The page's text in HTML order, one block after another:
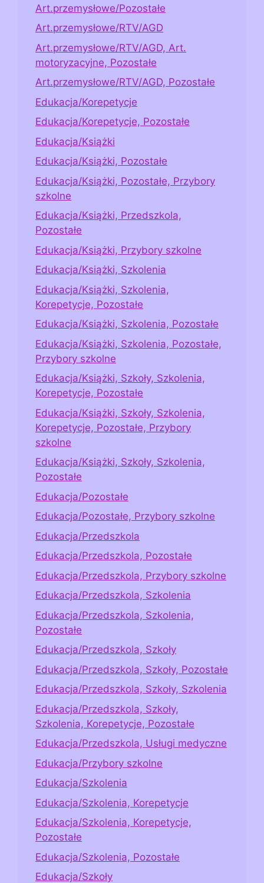
Art.przemysłowe/Pozostałe
Art.przemysłowe/RTV/AGD
Art.przemysłowe/RTV/AGD, Art.
motoryzacyjne, Pozostałe
Art.przemysłowe/RTV/AGD, Pozostałe
Edukacja/Korepetycje
Edukacja/Korepetycje, Pozostałe
Edukacja/Książki
Edukacja/Książki, Pozostałe
Edukacja/Książki, Pozostałe, Przybory
szkolne
Edukacja/Książki, Przedszkola,
Pozostałe
Edukacja/Książki, Przybory szkolne
Edukacja/Książki, Szkolenia
Edukacja/Książki, Szkolenia,
Korepetycje, Pozostałe
Edukacja/Książki, Szkolenia, Pozostałe
Edukacja/Książki, Szkolenia, Pozostałe,
Przybory szkolne
Edukacja/Książki, Szkoły, Szkolenia,
Korepetycje, Pozostałe
Edukacja/Książki, Szkoły, Szkolenia,
Korepetycje, Pozostałe, Przybory
szkolne
Edukacja/Książki, Szkoły, Szkolenia,
Pozostałe
Edukacja/Pozostałe
Edukacja/Pozostałe, Przybory szkolne
Edukacja/Przedszkola
Edukacja/Przedszkola, Pozostałe
Edukacja/Przedszkola, Przybory szkolne
Edukacja/Przedszkola, Szkolenia
Edukacja/Przedszkola, Szkolenia,
Pozostałe
Edukacja/Przedszkola, Szkoły
Edukacja/Przedszkola, Szkoły, Pozostałe
Edukacja/Przedszkola, Szkoły, Szkolenia
Edukacja/Przedszkola, Szkoły,
Szkolenia, Korepetycje, Pozostałe
Edukacja/Przedszkola, Usługi medyczne
Edukacja/Przybory szkolne
Edukacja/Szkolenia
Edukacja/Szkolenia, Korepetycje
Edukacja/Szkolenia, Korepetycje,
Pozostałe
Edukacja/Szkolenia, Pozostałe
Edukacja/Szkoły